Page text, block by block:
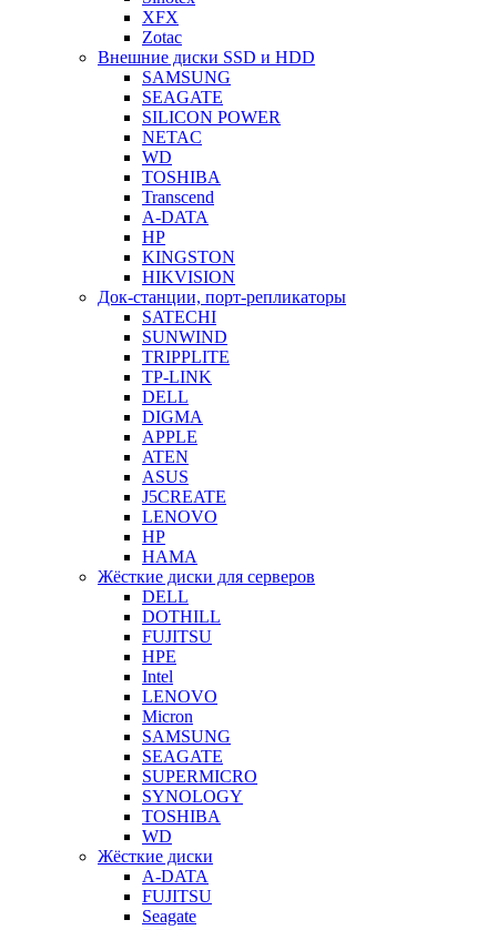
XFX
Zotac
Внешние диски SSD и HDD
SAMSUNG
SEAGATE
SILICON POWER
NETAC
WD
TOSHIBA
Transcend
A-DATA
HP
KINGSTON
HIKVISION
Док-станции, порт-репликаторы
SATECHI
SUNWIND
TRIPPLITE
TP-LINK
DELL
DIGMA
APPLE
ATEN
ASUS
J5CREATE
LENOVO
HP
HAMA
Жёсткие диски для серверов
DELL
DOTHILL
FUJITSU
HPE
Intel
LENOVO
Micron
SAMSUNG
SEAGATE
SUPERMICRO
SYNOLOGY
TOSHIBA
WD
Жёсткие диски
A-DATA
FUJITSU
Seagate